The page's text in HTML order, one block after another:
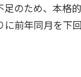
のため、本格
前年同月を下回